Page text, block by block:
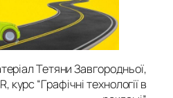
Тетяни Завгородньої,
курс “Графічні технології в